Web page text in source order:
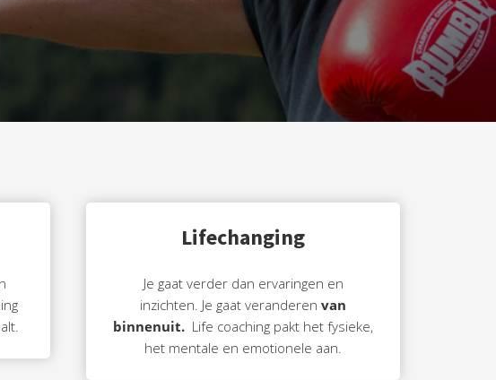
Lifechanging
Je gaat verder dan ervaringen en
inzichten. Je gaat veranderen van
binnenuit. Life coaching pakt het fysieke,
het mentale en emotionele aan.